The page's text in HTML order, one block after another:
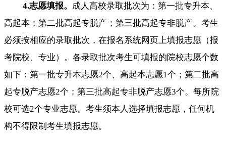
4.志愿填报。 成人高校录取批次为：第一批专升本、
高起本；第二批高起专脱产；第三批高起专非脱产。考生
必须按相应的录取批次，在报名系统网页上填报志愿（报
考院校、专业）。各录取批次考生可填报的院校志愿个数
如下：第一批专升本志愿2个、高起本志愿1个；第二批高
起专脱产志愿2个；第三批高起专非脱产志愿3个。每所院
校可选2个专业志愿。考生须本人选择填报志愿，任何机
构不得限制考生填报志愿。